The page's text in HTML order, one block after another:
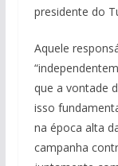
presidente do
Aquele
que a vontade
isso
na época alta
campanha